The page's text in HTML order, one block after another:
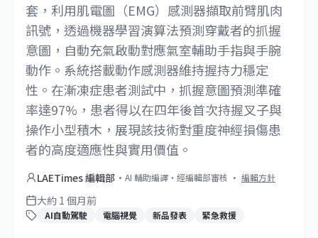
套，利用肌電圖（EMG）感測器擷取前臂肌肉
訊號，透過機器學習演算法預測穿戴者的抓握
意圖，自動充氣啟動對應氣室輔助手指與手腕
動作。系統搭載動作感測器維持握持力穩定
性。在漸凍症患者測試中，抓握意圖預測準確
率達97%，患者得以在四年後首次持握叉子與
操作小型積木，展現該技術對重度神經損傷患
者的高度適應性與實用價值。
LAETimes 編輯部 · AI 輔助編譯・經編輯部審核 · 編輯方針
大約 1 個月前
AI自動駕駛 電腦視覺 新品發表 緊急救援